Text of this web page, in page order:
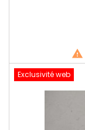

Exclusivité web